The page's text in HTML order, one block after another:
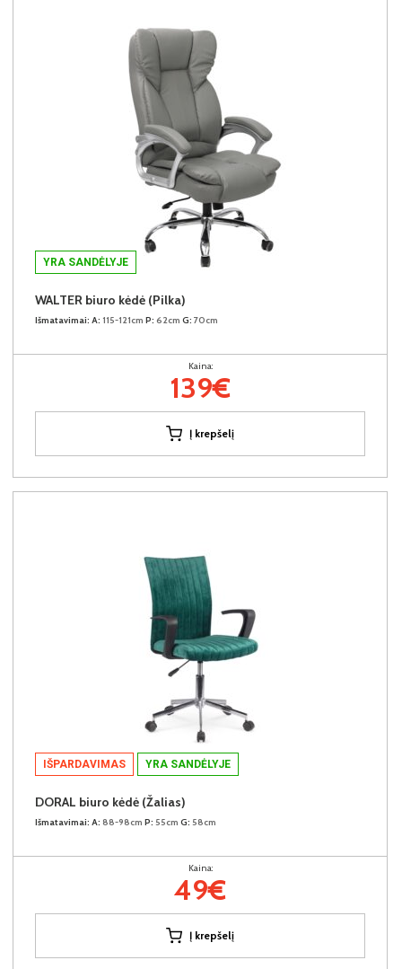
YRA SANDĖLYJE
WALTER biuro kėdė (Pilka)
Išmatavimai: A: 115-121cm P: 62cm G: 70cm
Kaina:
139€
Į krepšelį
IŠPARDAVIMAS YRA SANDĖLYJE
DORAL biuro kėdė (Žalias)
Išmatavimai: A: 88-98cm P: 55cm G: 58cm
Kaina:
49€
Į krepšelį